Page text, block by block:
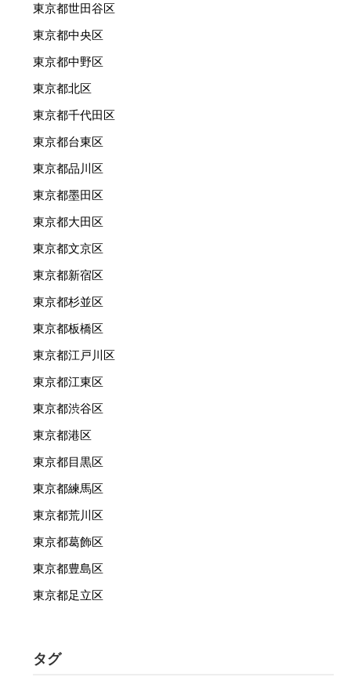
東京都世田谷区
東京都中央区
東京都中野区
東京都北区
東京都千代田区
東京都台東区
東京都品川区
東京都墨田区
東京都大田区
東京都文京区
東京都新宿区
東京都杉並区
東京都板橋区
東京都江戸川区
東京都江東区
東京都渋谷区
東京都港区
東京都目黒区
東京都練馬区
東京都荒川区
東京都葛飾区
東京都豊島区
東京都足立区
タグ